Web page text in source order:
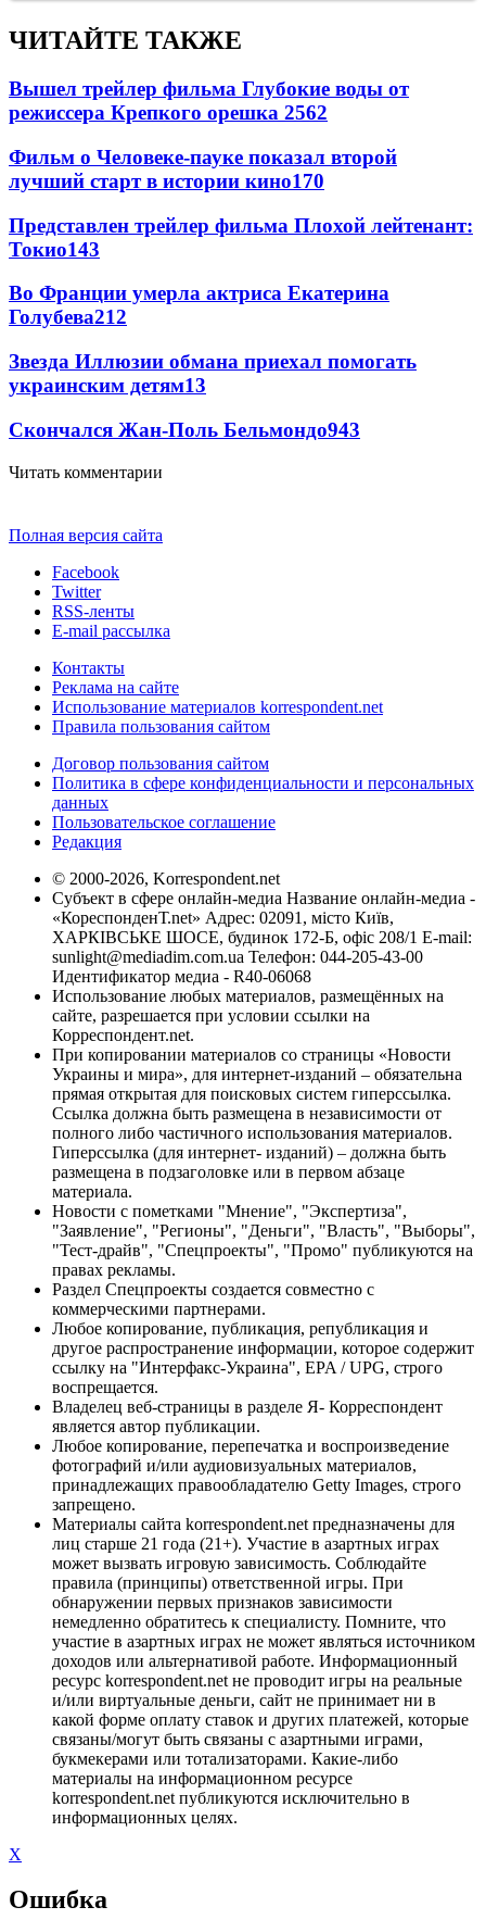
ЧИТАЙТЕ ТАКЖЕ
Вышел трейлер фильма Глубокие воды от
режиссера Крепкого орешка 2562
Фильм о Человеке-пауке показал второй
лучший старт в истории кино170
Представлен трейлер фильма Плохой лейтенант:
Токио143
Во Франции умерла актриса Екатерина
Голубева212
Звезда Иллюзии обмана приехал помогать
украинским детям13
Скончался Жан-Поль Бельмондо943
Читать комментарии
Полная версия сайта
Facebook
Twitter
RSS-ленты
E-mail рассылка
Контакты
Реклама на сайте
Использование материалов korrespondent.net
Правила пользования сайтом
Договор пользования сайтом
Политика в сфере конфиденциальности и персональных
данных
Пользовательское соглашение
Редакция
© 2000-2026, Korrespondent.net
Субъект в сфере онлайн-медиа Название онлайн-медиа -
«КореспонденТ.net» Адрес: 02091, місто Київ,
ХАРКІВСЬКЕ ШОСЕ, будинок 172-Б, офіс 208/1 E-mail:
sunlight@mediadim.com.ua Телефон: 044-205-43-00
Идентификатор медиа - R40-06068
Использование любых материалов, размещённых на
сайте, разрешается при условии ссылки на
Корреспондент.net.
При копировании материалов со страницы «Новости
Украины и мира», для интернет-изданий – обязательна
прямая открытая для поисковых систем гиперссылка.
Ссылка должна быть размещена в независимости от
полного либо частичного использования материалов.
Гиперссылка (для интернет- изданий) – должна быть
размещена в подзаголовке или в первом абзаце
материала.
Новости с пометками "Мнение", "Экспертиза",
"Заявление", "Регионы", "Деньги", "Власть", "Выборы",
"Тест-драйв", "Спецпроекты", "Промо" публикуются на
правах рекламы.
Раздел Спецпроекты создается совместно с
коммерческими партнерами.
Любое копирование, публикация, републикация и
другое распространение информации, которое содержит
ссылку на "Интерфакс-Украина", EPA / UPG, строго
воспрещается.
Владелец веб-страницы в разделе Я- Корреспондент
является автор публикации.
Любое копирование, перепечатка и воспроизведение
фотографий и/или аудиовизуальных материалов,
принадлежащих правообладателю Getty Images, строго
запрещено.
Материалы сайта korrespondent.net предназначены для
лиц старше 21 года (21+). Участие в азартных играх
может вызвать игровую зависимость. Соблюдайте
правила (принципы) ответственной игры. При
обнаружении первых признаков зависимости
немедленно обратитесь к специалисту. Помните, что
участие в азартных играх не может являться источником
доходов или альтернативой работе. Информационный
ресурс korrespondent.net не проводит игры на реальные
и/или виртуальные деньги, сайт не принимает ни в
какой форме оплату ставок и других платежей, которые
связаны/могут быть связаны с азартными играми,
букмекерами или тотализаторами. Какие-либо
материалы на информационном ресурсе
korrespondent.net публикуются исключительно в
информационных целях.
X
Ошибка